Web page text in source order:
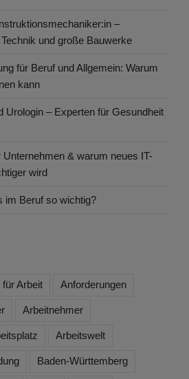
–
und große Bauwerke
für Beruf und Allgemein: Warum
kann
Urologin – Experten für Gesundheit
Unternehmen & warum neues IT-
wird
im Beruf so wichtig?
Arbeit Anforderungen
Arbeitnehmer
Arbeitswelt
Baden-Württemberg